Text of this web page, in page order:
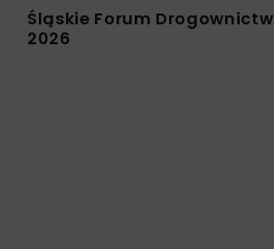
Śląskie Forum
2026